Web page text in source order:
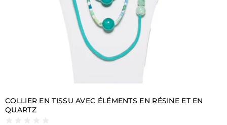
COLLIER EN TISSU AVEC ÉLÉMENTS EN RÉSINE ET EN
QUARTZ